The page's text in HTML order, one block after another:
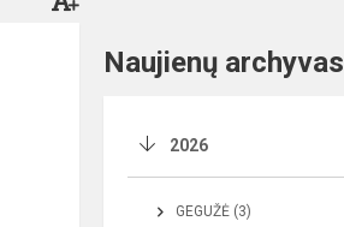
Naujienų archyvas
2026
GEGUŽĖ (3)